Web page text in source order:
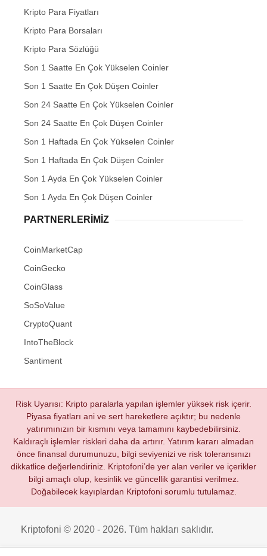
Kripto Para Fiyatları
Kripto Para Borsaları
Kripto Para Sözlüğü
Son 1 Saatte En Çok Yükselen Coinler
Son 1 Saatte En Çok Düşen Coinler
Son 24 Saatte En Çok Yükselen Coinler
Son 24 Saatte En Çok Düşen Coinler
Son 1 Haftada En Çok Yükselen Coinler
Son 1 Haftada En Çok Düşen Coinler
Son 1 Ayda En Çok Yükselen Coinler
Son 1 Ayda En Çok Düşen Coinler
PARTNERLERIMIZ
CoinMarketCap
CoinGecko
CoinGlass
SoSoValue
CryptoQuant
IntoTheBlock
Santiment
Risk Uyarısı: Kripto paralarla yapılan işlemler yüksek risk içerir.
Piyasa fiyatları ani ve sert hareketlere açıktır; bu nedenle
yatırımınızın bir kısmını veya tamamını kaybedebilirsiniz.
Kaldıraçlı işlemler riskleri daha da artırır. Yatırım kararı almadan
önce finansal durumunuzu, bilgi seviyenizi ve risk toleransınızı
dikkatlice değerlendiriniz. Kriptofoni’de yer alan veriler ve içerikler
bilgi amaçlı olup, kesinlik ve güncellik garantisi verilmez.
Doğabilecek kayıplardan Kriptofoni sorumlu tutulamaz.
Kriptofoni © 2020 - 2026. Tüm hakları saklıdır.